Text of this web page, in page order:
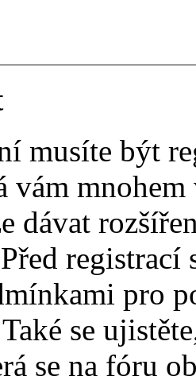
musíte být
vám
dávat
registrací
pro
se
se na fóru